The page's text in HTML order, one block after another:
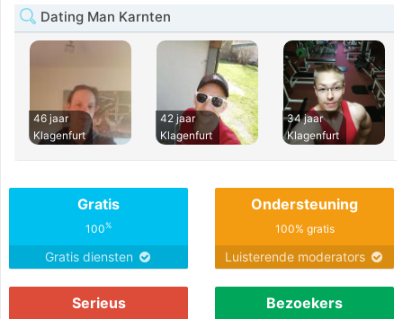
Dating Man Karnten
46 jaar
Klagenfurt
42 jaar
Klagenfurt
34 jaar
Klagenfurt
Gratis
100%
Gratis diensten
Ondersteuning
100% gratis
Luisterende moderators
Serieus Bezoekers